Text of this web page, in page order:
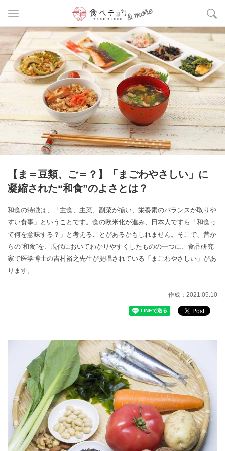
【ま＝豆類、ご＝？】「まごわやさしい」に
凝縮された“和食”のよさとは？
和食の特徴は、「主食、主菜、副菜が揃い、栄養素のバランスが取りや
すい食事」ということです。食の欧米化が進み、日本人ですら「和食っ
て何を意味する？」と考えることがあるかもしれません。そこで、昔か
らの“和食”を、現代においてわかりやすくしたものの一つに、食品研究
家で医学博士の吉村裕之先生が提唱されている「まごわやさしい」があ
ります。
作成：2021.05.10